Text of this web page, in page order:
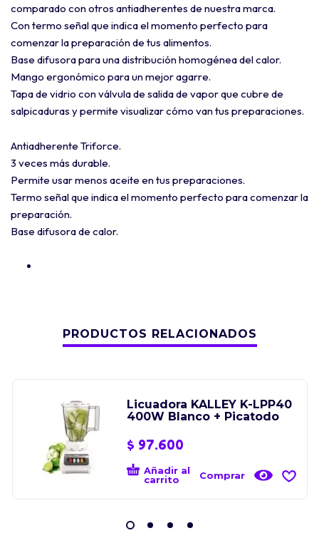
comparado con otros antiadherentes de nuestra marca.
Con termo señal que indica el momento perfecto para
comenzar la preparación de tus alimentos.
Base difusora para una distribución homogénea del calor.
Mango ergonómico para un mejor agarre.
Tapa de vidrio con válvula de salida de vapor que cubre de
salpicaduras y permite visualizar cómo van tus preparaciones.
Antiadherente Triforce.
3 veces más durable.
Permite usar menos aceite en tus preparaciones.
Termo señal que indica el momento perfecto para comenzar la
preparación.
Base difusora de calor.
PRODUCTOS RELACIONADOS
Licuadora KALLEY K-LPP40
400W Blanco + Picatodo
$ 97.600
Añadir al
carrito
Comprar